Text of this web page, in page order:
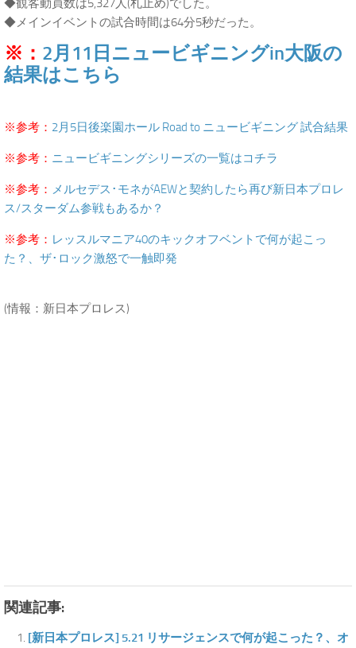
◆観客動員数は5,327人(札止め)でした。
◆メインイベントの試合時間は64分5秒だった。
※： 2月11日ニュービギニングin大阪の
結果はこちら
※参考： 2月5日後楽園ホール Road to ニュービギニング 試合結果
※参考： ニュービギニングシリーズの一覧はコチラ
※参考： メルセデス･モネがAEWと契約したら再び新日本プロレ
ス/スターダム参戦もあるか？
※参考： レッスルマニア40のキックオフベントで何が起こっ
た？、ザ･ロック激怒で一触即発
(情報：新日本プロレス)
関連記事:
[新日本プロレス] 5.21 リサージェンスで何が起こった？、オ